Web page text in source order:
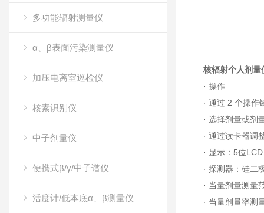
多功能辐射测量仪
α、β表面污染测量仪
加压电离室巡检仪
核素识别仪
中子剂量仪
便携式β/γ/中子谱仪
活度计/低本底α、β测量仪
核辐射个人剂量
· 操作
· 通过 2 个操作
· 选择剂量或剂
· 通过读卡器调
· 显示：5位
· 探测器：硅二
· 当量剂量测量
· 当量剂量率测